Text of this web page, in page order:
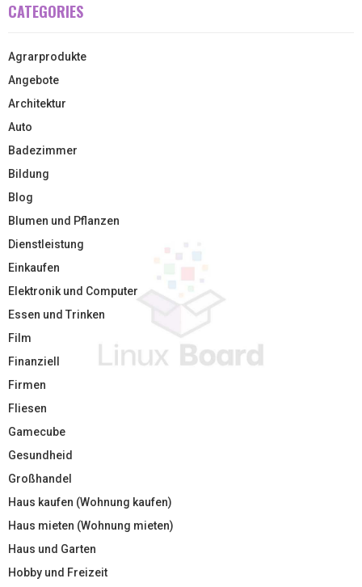
CATEGORIES
Agrarprodukte
Angebote
Architektur
Auto
Badezimmer
Bildung
Blog
Blumen und Pflanzen
Dienstleistung
Einkaufen
Elektronik und Computer
Essen und Trinken
Film
Finanziell
Firmen
Fliesen
Gamecube
Gesundheid
Großhandel
Haus kaufen (Wohnung kaufen)
Haus mieten (Wohnung mieten)
Haus und Garten
Hobby und Freizeit